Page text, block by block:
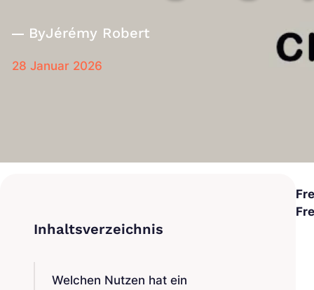
ByJérémy Robert
28 Januar 2026
Welchen Nutzen hat ein